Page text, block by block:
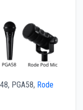
PGA58, Rode